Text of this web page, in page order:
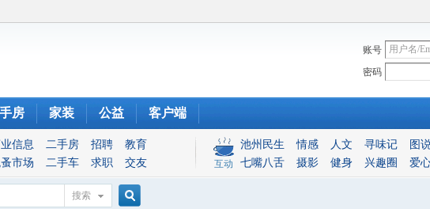
账号
密码
房 家装 公益 客户端
信息 二手房 招聘
教育
市场
二手车 求职 交友 互动
池州民生 情感 人文 寻味记 图
七嘴八舌
摄影 健身 兴趣圈 爱
搜索